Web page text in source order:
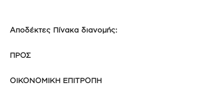
Αποδέκτες Πίνακα διανομής:
ΠΡΟΣ
ΟΙΚΟΝΟΜΙΚΗ ΕΠΙΤΡΟΠΗ